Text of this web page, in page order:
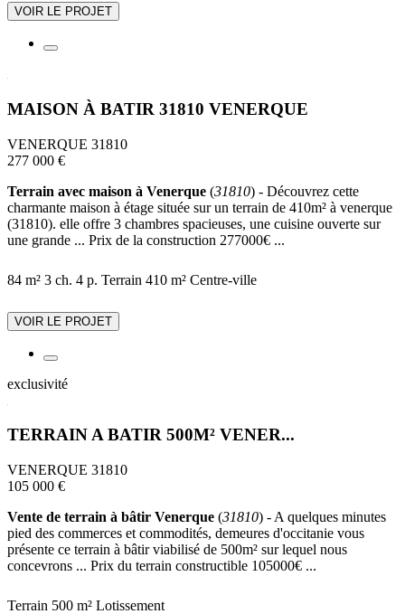
VOIR LE PROJET
MAISON À BATIR 31810 VENERQUE
VENERQUE 31810
277 000 €
Terrain avec maison à Venerque (31810) - Découvrez cette
charmante maison à étage située sur un terrain de 410m² à venerque
(31810). elle offre 3 chambres spacieuses, une cuisine ouverte sur
une grande ... Prix de la construction 277000€ ...
84 m² 3 ch. 4 p. Terrain 410 m² Centre-ville
VOIR LE PROJET
exclusivité
TERRAIN A BATIR 500M² VENER...
VENERQUE 31810
105 000 €
Vente de terrain à bâtir Venerque (31810) - A quelques minutes
pied des commerces et commodités, demeures d'occitanie vous
présente ce terrain à bâtir viabilisé de 500m² sur lequel nous
concevrons ... Prix du terrain constructible 105000€ ...
Terrain 500 m² Lotissement